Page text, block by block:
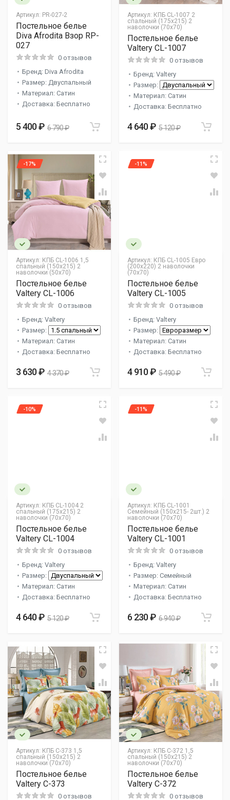
Артикул: PR-027-2
Постельное белье
Diva Afrodita Взор RP-
027
0 отзывов
Бренд: Diva Afrodita
Размер: Двуспальный
Материал: Сатин
Доставка: Бесплатно
5 400 ₽ 6 790 ₽
Артикул: КПБ CL-1007 2
спальный (175х215) 2
наволочки (70х70)
Постельное белье
Valtery CL-1007
0 отзывов
Бренд: Valtery
Размер:
Материал: Сатин
Доставка: Бесплатно
4 640 ₽ 5 120 ₽
Артикул: КПБ CL-1006 1,5
спальный (150х215) 2
наволочки (50х70)
-17%
Постельное белье
Valtery CL-1006
0 отзывов
Бренд: Valtery
Размер:
Материал: Сатин
Доставка: Бесплатно
3 630 ₽ 4 370 ₽
Артикул: КПБ CL-1005 Евро
(200х220) 2 наволочки
(70х70)
-11%
Постельное белье
Valtery CL-1005
0 отзывов
Бренд: Valtery
Размер:
Материал: Сатин
Доставка: Бесплатно
4 910 ₽ 5 490 ₽
Артикул: КПБ CL-1004 2
спальный (175х215) 2
наволочки (70х70)
-10%
Постельное белье
Valtery CL-1004
0 отзывов
Бренд: Valtery
Размер:
Материал: Сатин
Доставка: Бесплатно
4 640 ₽ 5 120 ₽
Артикул: КПБ CL-1001
Семейный (150х215- 2шт.) 2
наволочки (70х70)
-11%
Постельное белье
Valtery CL-1001
0 отзывов
Бренд: Valtery
Размер: Семейный
Материал: Сатин
Доставка: Бесплатно
6 230 ₽ 6 940 ₽
Артикул: КПБ С-373 1,5
спальный (150х215) 2
наволочки (70х70)
Постельное белье
Valtery C-373
0 отзывов
Артикул: КПБ С-372 1,5
спальный (150х215) 2
наволочки (70х70)
Постельное белье
Valtery C-372
0 отзывов